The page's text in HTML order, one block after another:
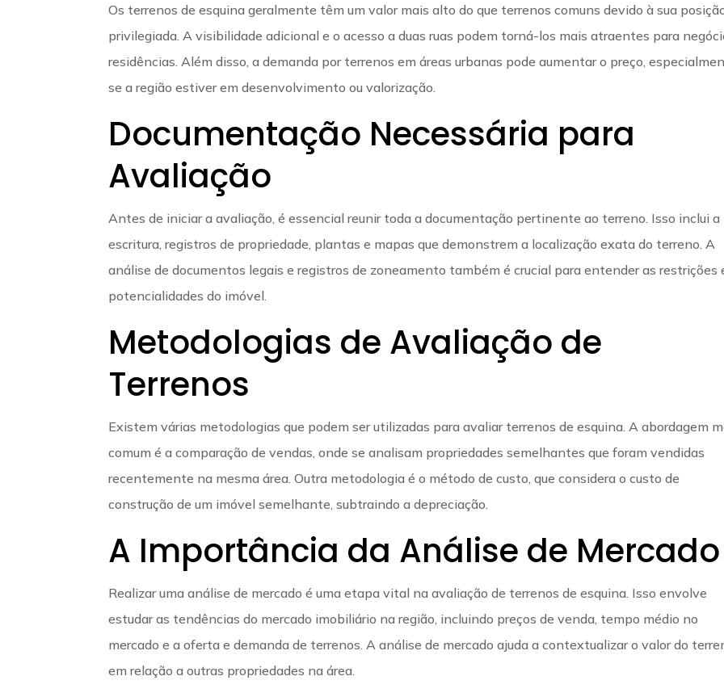
Os terrenos de esquina geralmente têm um valor mais alto do que terrenos comuns devido à sua
privilegiada. A visibilidade adicional e o acesso a duas ruas podem torná-los mais atraentes para
residências. Além disso, a demanda por terrenos em áreas urbanas pode aumentar o preço,
se a região estiver em desenvolvimento ou valorização.
Documentação Necessária para
Avaliação
Antes de iniciar a avaliação, é essencial reunir toda a documentação pertinente ao terreno. Isso inclui a
escritura, registros de propriedade, plantas e mapas que demonstrem a localização exata do terreno. A
análise de documentos legais e registros de zoneamento também é crucial para entender as restrições
potencialidades do imóvel.
Metodologias de Avaliação de
Terrenos
Existem várias metodologias que podem ser utilizadas para avaliar terrenos de esquina. A abordagem
comum é a comparação de vendas, onde se analisam propriedades semelhantes que foram vendidas
recentemente na mesma área. Outra metodologia é o método de custo, que considera o custo de
construção de um imóvel semelhante, subtraindo a depreciação.
A Importância da Análise de Mercado
Realizar uma análise de mercado é uma etapa vital na avaliação de terrenos de esquina. Isso envolve
estudar as tendências do mercado imobiliário na região, incluindo preços de venda, tempo médio no
mercado e a oferta e demanda de terrenos. A análise de mercado ajuda a contextualizar o valor do
em relação a outras propriedades na área.